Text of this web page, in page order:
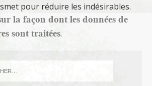
pour réduire les indésirables.
la façon dont les données de
sont traitées.